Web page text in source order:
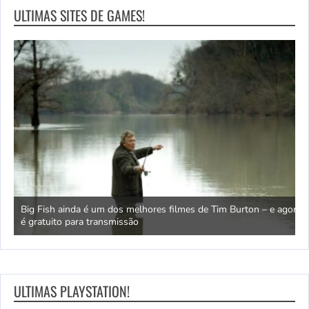
ULTIMAS SITES DE GAMES!
Big Fish ainda é um dos melhores filmes de Tim Burton – e agora
é gratuito para transmissão
ULTIMAS PLAYSTATION!